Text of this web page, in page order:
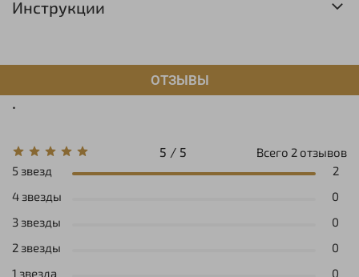
Инструкции
ОТЗЫВЫ
.
5 / 5 Всего 2 отзывов
5 звезд
2
4 звезды
0
3 звезды
0
2 звезды
0
1 звезда
0